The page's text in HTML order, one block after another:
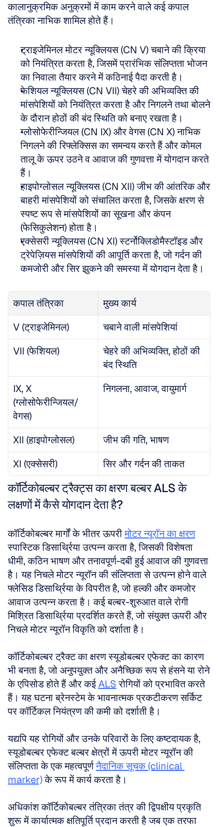
कालानुक्रमिक अनुक्रमों में काम करने वाले कई कपाल
तंत्रिका नाभिक शामिल होते हैं।
ट्राइजेमिनल मोटर न्यूक्लियस (CN V) चबाने की क्रिया
को नियंत्रित करता है, जिसमें प्रारंभिक संलिप्तता भोजन
का निवाला तैयार करने में कठिनाई पैदा करती है।
फेशियल न्यूक्लियस (CN VII) चेहरे की अभिव्यक्ति की
मांसपेशियों को नियंत्रित करता है और निगलने तथा बोलने
के दौरान होठों की बंद स्थिति को बनाए रखता है।
ग्लोसोफेरीन्जियल (CN IX) और वेगस (CN X) नाभिक
निगलने की रिफ्लेक्सिस का समन्वय करते हैं और कोमल
तालू के ऊपर उठने व आवाज की गुणवत्ता में योगदान करते
हैं।
हाइपोग्लोसल न्यूक्लियस (CN XII) जीभ की आंतरिक और
बाहरी मांसपेशियों को संचालित करता है, जिसके क्षरण से
स्पष्ट रूप से मांसपेशियों का सूखना और कंपन
(फेसिकुलेशन) होता है।
एक्सेसरी न्यूक्लियस (CN XI) स्टर्नोक्लिडोमैस्टॉइड और
ट्रेपेज़ियस मांसपेशियों की आपूर्ति करता है, जो गर्दन की
कमजोरी और सिर झुकने की समस्या में योगदान देता है।
कपाल तंत्रिका
मुख्य कार्य
V (ट्राइजेमिनल)
चबाने वाली मांसपेशियां
VII (फेशियल)
चेहरे की अभिव्यक्ति, होठों की
बंद स्थिति
IX, X
(ग्लोसोफेरीन्जियल/
वेगस)
निगलना, आवाज, वायुमार्ग
XII (हाइपोग्लोसल)
जीभ की गति, भाषण
XI (एक्सेसरी)
सिर और गर्दन की ताकत
कॉर्टिकोबल्बर ट्रैक्ट्स का क्षरण बल्बर ALS के
लक्षणों में कैसे योगदान देता है?
कॉर्टिकोबल्बर मार्गों के भीतर ऊपरी मोटर न्यूरॉन का क्षरण
स्पास्टिक डिसार्थ्रिया उत्पन्न करता है, जिसकी विशेषता
धीमी, कठिन भाषण और तनावपूर्ण-दबी हुई आवाज की गुणवत्ता
है। यह निचले मोटर न्यूरॉन की संलिप्तता से उत्पन्न होने वाले
फ्लेसिड डिसार्थ्रिया के विपरीत है, जो हल्की और कमजोर
आवाज उत्पन्न करता है। कई बल्बर-शुरुआत वाले रोगी
मिश्रित डिसार्थ्रिया प्रदर्शित करते हैं, जो संयुक्त ऊपरी और
निचले मोटर न्यूरॉन विकृति को दर्शाता है।
कॉर्टिकोबल्बर ट्रैक्ट का क्षरण स्यूडोबल्बर एफेक्ट का कारण
भी बनता है, जो अनुपयुक्त और अनैच्छिक रूप से हंसने या रोने
के एपिसोड होते हैं और कई ALS रोगियों को प्रभावित करते
हैं। यह घटना ब्रेनस्टेम के भावनात्मक प्रकटीकरण सर्किट
पर कॉर्टिकल नियंत्रण की कमी को दर्शाती है।
यद्यपि यह रोगियों और उनके परिवारों के लिए कष्टदायक है,
स्यूडोबल्बर एफेक्ट बल्बर क्षेत्रों में ऊपरी मोटर न्यूरॉन की
संलिप्तता के एक महत्वपूर्ण नैदानिक सूचक (clinical
marker) के रूप में कार्य करता है।
अधिकांश कॉर्टिकोबल्बर तंत्रिका तंत्र की द्विपक्षीय प्रकृति
शुरू में कार्यात्मक क्षतिपूर्ति प्रदान करती है जब एक तरफा